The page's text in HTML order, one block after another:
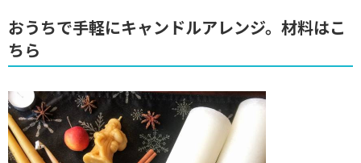
おうちで手軽にキャンドルアレンジ。材料はこ
ちら